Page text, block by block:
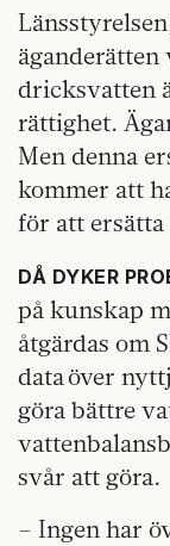
dricksvatten
rättighet.
Men denna
kommer att
för att
DÅ DYKER
på kunskap
åtgärdas om
data över
göra bättre
svår att göra.
– Ingen har